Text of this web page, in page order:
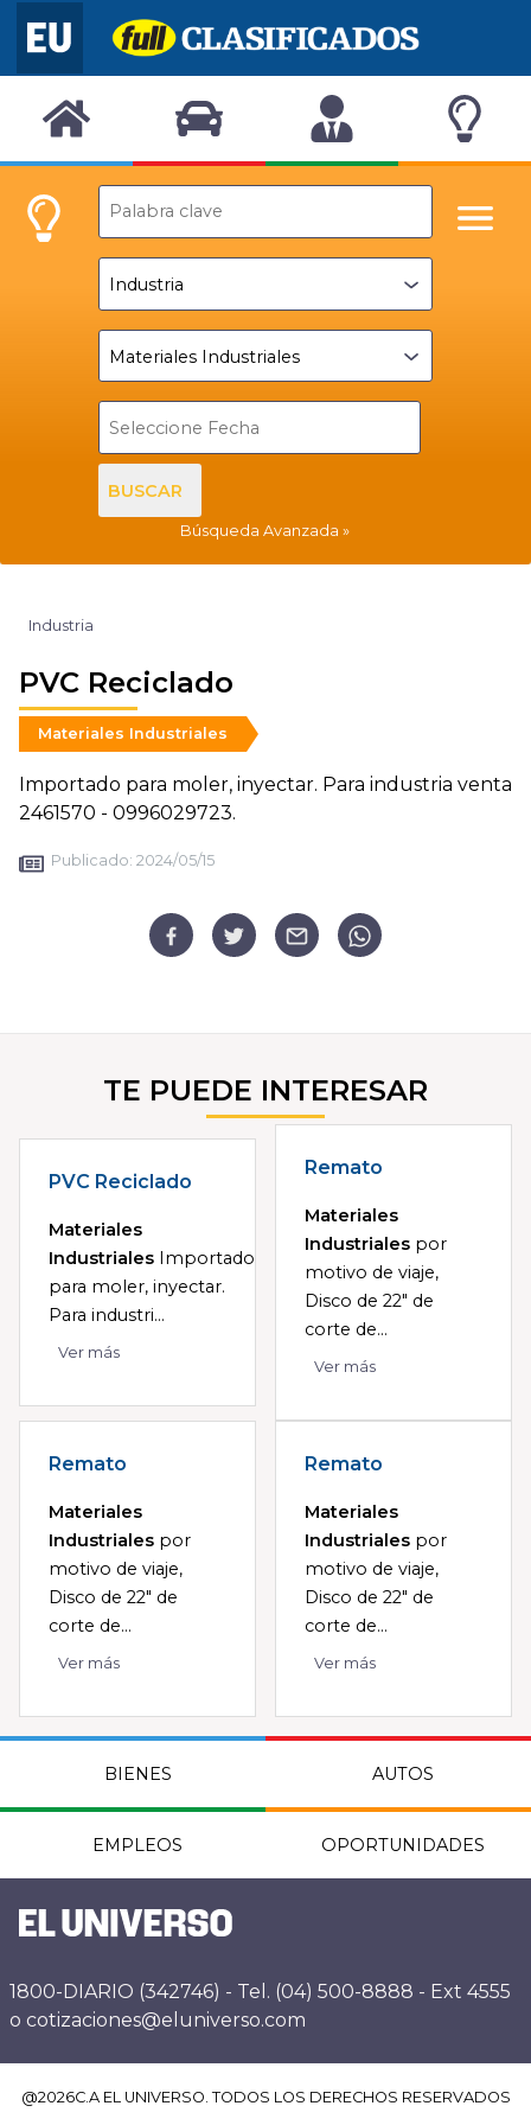
BUSCAR
Búsqueda Avanzada
Industria
PVC Reciclado
Materiales Industriales
Importado para moler, inyectar. Para industria venta
2461570 - 0996029723.
Publicado: 2024/05/15
TE PUEDE INTERESAR
PVC Reciclado
Materiales
Industriales Importado
para moler, inyectar.
Para industri...
Ver más
Remato
Materiales
Industriales por
motivo de viaje,
Disco de 22" de
corte de...
Ver más
Remato
Materiales
Industriales por
motivo de viaje,
Disco de 22" de
corte de...
Ver más
Remato
Materiales
Industriales por
motivo de viaje,
Disco de 22" de
corte de...
Ver más
BIENES AUTOS
EMPLEOS OPORTUNIDADES
1800-DIARIO (342746) - Tel. (04) 500-8888 - Ext 4555
o cotizaciones@eluniverso.com
@2026C.A EL UNIVERSO. TODOS LOS DERECHOS RESERVADOS